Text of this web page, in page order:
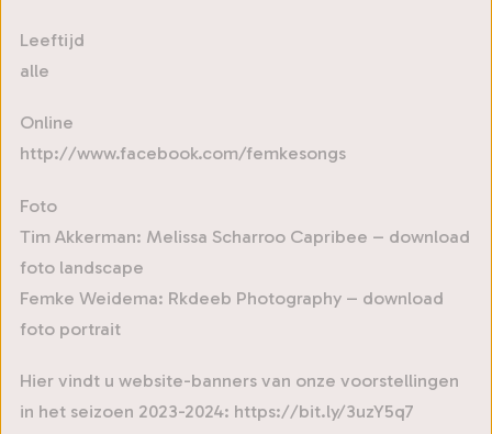
Leeftijd
alle
Online
http://www.facebook.com/femkesongs
Foto
Tim Akkerman: Melissa Scharroo Capribee – download
foto landscape
Femke Weidema: Rkdeeb Photography – download
foto portrait
Hier vindt u website-banners van onze voorstellingen
in het seizoen 2023-2024: https://bit.ly/3uzY5q7